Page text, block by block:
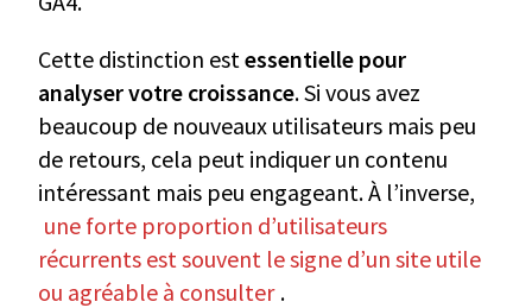
Cette distinction est essentielle pour
analyser votre croissance. Si vous avez
beaucoup de nouveaux utilisateurs mais peu
de retours, cela peut indiquer un contenu
intéressant mais peu engageant. À l’inverse,
une forte proportion d’utilisateurs
récurrents est souvent le signe d’un site utile
ou agréable à consulter .